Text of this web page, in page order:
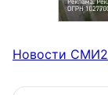
Новости СМИ2